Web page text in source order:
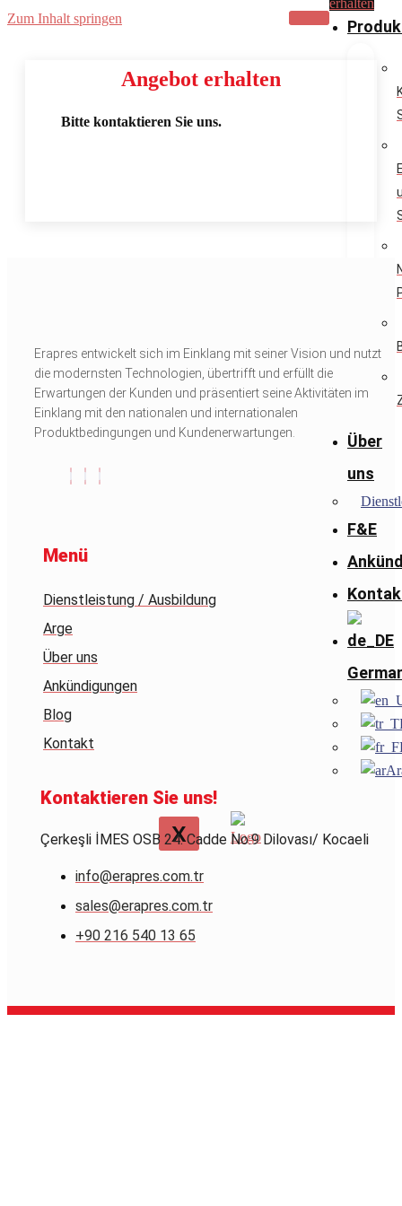
Zum Inhalt springen
Über
uns
F&E
X
erhalten
Angebot erhalten
Bitte kontaktieren Sie uns.
Erapres entwickelt sich im Einklang mit seiner Vision und nutzt
die modernsten Technologien, übertrifft und erfüllt die
Erwartungen der Kunden und präsentiert seine Aktivitäten im
Einklang mit den nationalen und internationalen
Produktbedingungen und Kundenerwartungen.
Menü
Dienstleistung / Ausbildung
Arge
Über uns
Ankündigungen
Blog
Kontakt
Kontaktieren Sie uns!
Çerkeşli İMES OSB 24. Cadde No:9 Dilovası/ Kocaeli
info@erapres.com.tr
sales@erapres.com.tr
+90 216 540 13 65